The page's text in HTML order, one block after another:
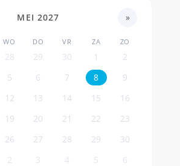
MEI 2027 »
WO DO VR ZA ZO
28 29 30 1
2
5 6 7 8
9
12 13 14 15
16
19 20 21 22
23
26 27 28 29
30
2 3 4 5 6